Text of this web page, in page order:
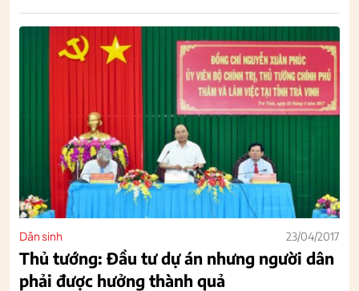
Dân sinh 23/04/2017
Thủ tướng: Đầu tư dự án nhưng người dân
phải được hưởng thành quả